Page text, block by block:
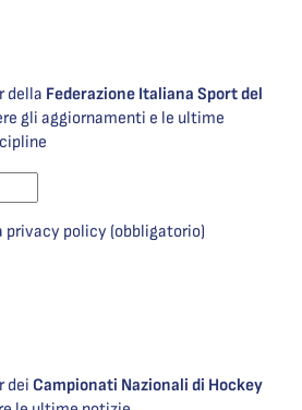
della Federazione Italiana Sport del
gli aggiornamenti e le ultime
policy (obbligatorio)
dei Campionati Nazionali di Hockey